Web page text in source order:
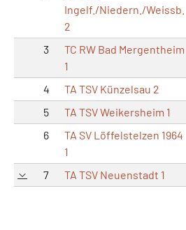
Ingelf./Niedern./Weissb.
2
3
TC RW Bad Mergentheim
1
4 TA TSV Künzelsau 2
5
TA TSV Weikersheim 1
6
TA SV Löffelstelzen 1964
1
7 TA TSV Neuenstadt 1